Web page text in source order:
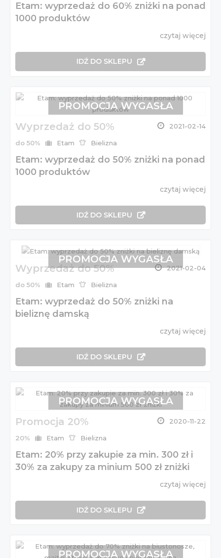
Etam: wyprzedaż do 60% zniżki na ponad
1000 produktów
czytaj więcej
IDŹ DO SKLEPU
Wyprzedaż do 50% 2021-02-14
do 50% Etam Bielizna
Etam: wyprzedaż do 50% zniżki na ponad
1000 produktów
czytaj więcej
IDŹ DO SKLEPU
PROMOCJA WYGASŁA
Wyprzedaż do 50% 2021-02-04
do 50% Etam Bielizna
Etam: wyprzedaż do 50% zniżki na
bieliznę damską
czytaj więcej
IDŹ DO SKLEPU
PROMOCJA WYGASŁA
Promocja 20% 2020-11-22
20% Etam Bielizna
Etam: 20% przy zakupie za min. 300 zł i
30% za zakupy za minium 500 zł zniżki
czytaj więcej
IDŹ DO SKLEPU
PROMOCJA WYGASŁA
PROMOCJA WYGASŁA